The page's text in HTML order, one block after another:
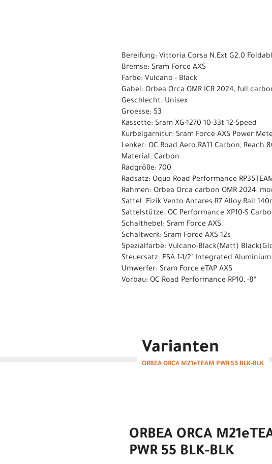
Bereifung: Vittoria Corsa N.Ext G2.0
Bremse: Sram Force AXS
Farbe: Vulcano - Black
Gabel: Orbea Orca OMR ICR 2024, full
Geschlecht: Unisex
Groesse: 53
Kassette: Sram XG-1270 10-33t 12-Speed
Kurbelgarnitur: Sram Force AXS Power
Lenker: OC Road Aero RA11 Carbon, Reach
Material: Carbon
Radgröße: 700
Radsatz: Oquo Road Performance
Rahmen: Orbea Orca carbon OMR 2024,
Sattel: Fizik Vento Antares R7 Alloy Rail
Sattelstütze: OC Performance XP10-S
Schalthebel: Sram Force AXS
Schaltwerk: Sram Force AXS 12s
Spezialfarbe: Vulcano-Black(Matt)
Steuersatz: FSA 1-1/2" Integrated Aluminium
Umwerfer: Sram Force eTAP AXS
Vorbau: OC Road Performance RP10, -8º
Varianten
ORBEA ORCA M21eTEAM PWR 53 BLK-BLK
ORBEA ORCA
PWR 55 BLK-BLK